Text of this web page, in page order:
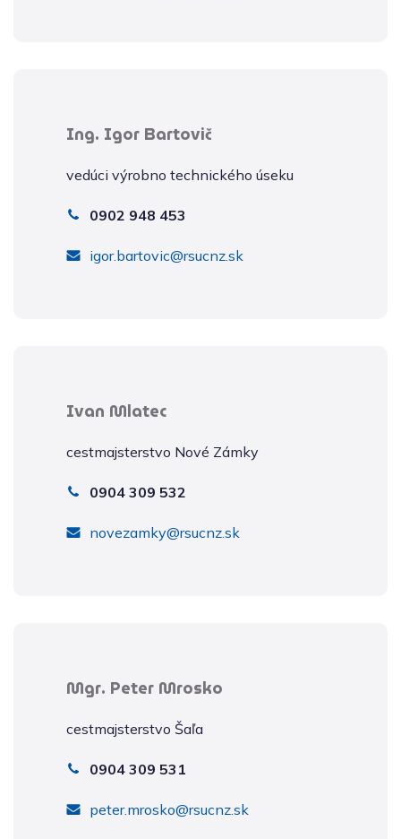
Ing. Igor Bartovič
vedúci výrobno technického úseku
0902 948 453
igor.bartovic@rsucnz.sk
Ivan Mlatec
cestmajsterstvo Nové Zámky
0904 309 532
novezamky@rsucnz.sk
Mgr. Peter Mrosko
cestmajsterstvo Šaľa
0904 309 531
peter.mrosko@rsucnz.sk